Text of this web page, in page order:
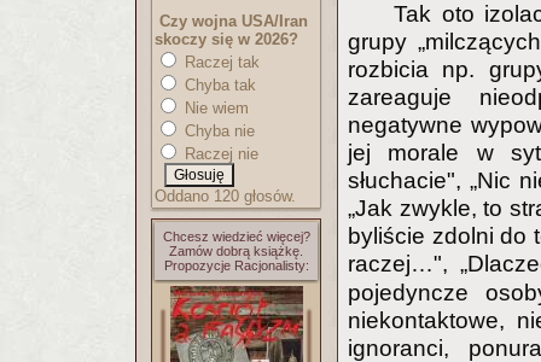
Czy wojna USA/Iran
skoczy się w 2026?
Raczej tak
Chyba tak
Nie wiem
Chyba nie
Raczej nie
Oddano 120 głosów.
Chcesz wiedzieć więcej?
Zamów dobrą książkę.
Propozycje Racjonalisty:
Tak oto
grupy
rozbicia np.
zareaguje
negatywne
jej morale w
słuchacie", „Nic
„Jak zwykle, to
byliście zdolni do
raczej…",
pojedyncze
niekontaktowe,
ignoranci,